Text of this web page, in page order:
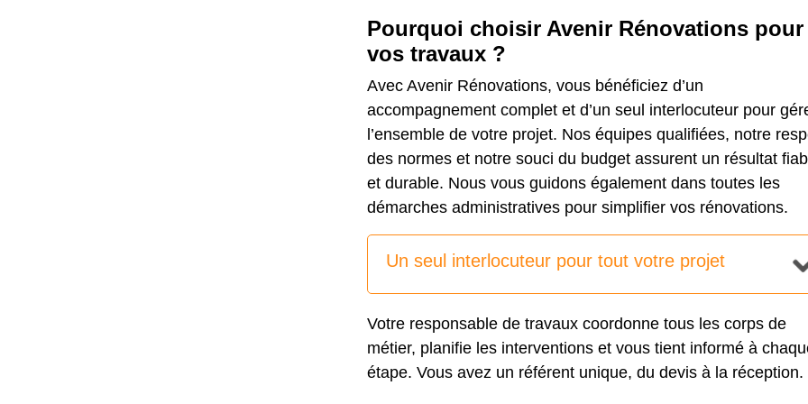
Pourquoi choisir Avenir Rénovations pour
vos travaux ?
Avec Avenir Rénovations, vous bénéficiez d’un
accompagnement complet et d’un seul interlocuteur pour
l’ensemble de votre projet. Nos équipes qualifiées, notre
des normes et notre souci du budget assurent un résultat
et durable. Nous vous guidons également dans toutes les
démarches administratives pour simplifier vos rénovations.
Un seul interlocuteur pour tout votre projet
Votre responsable de travaux coordonne tous les corps de
métier, planifie les interventions et vous tient informé à
étape. Vous avez un référent unique, du devis à la réception.